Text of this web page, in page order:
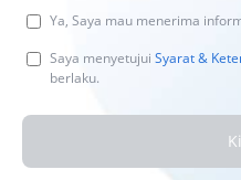
Ya, Saya mau menerima
Saya menyetujui Syarat &
berlaku.